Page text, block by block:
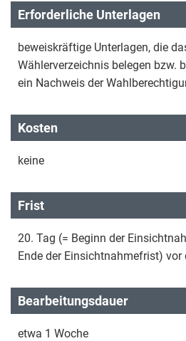
Erforderliche Unterlagen
beweiskräftige Unterlagen, die
Wählerverzeichnis belegen bzw.
ein Nachweis der
Kosten
keine
Frist
20. Tag (= Beginn der
Ende der Einsichtnahmefrist) vor
Bearbeitungsdauer
etwa 1 Woche